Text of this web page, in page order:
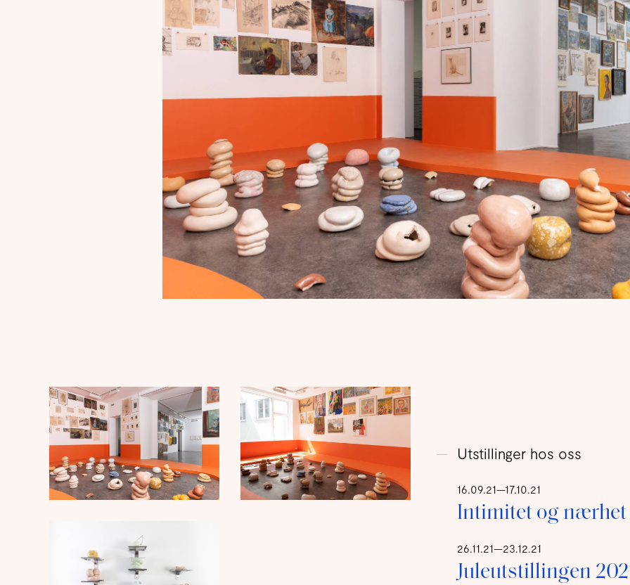
Utstillinger hos oss
16.09.21—17.10.21
Intimitet og nærhet
26.11.21—23.12.21
Juleutstillingen